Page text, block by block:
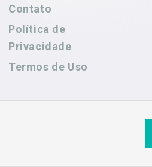
Contato
Política de
Privacidade
Termos de Uso